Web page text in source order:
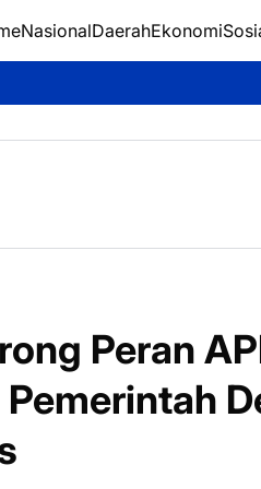
NasionalDaerahEkonomi
Peran